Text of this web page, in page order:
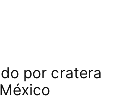
por cratera